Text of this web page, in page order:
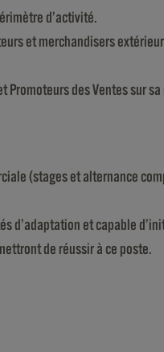
d’activité.
et merchandisers
Promoteurs des Ventes sur
(stages et alternance
d’adaptation et capable
de réussir à ce poste.